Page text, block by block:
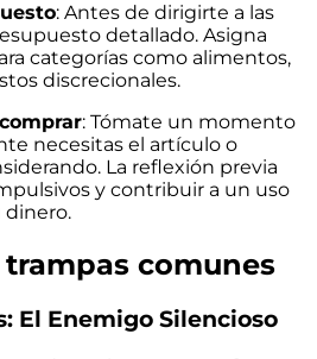
: Antes de dirigirte a las
detallado. Asigna
categorías como alimentos,
discrecionales.
: Tómate un momento
necesitas el artículo o
La reflexión previa
y contribuir a un uso
dinero.
trampas comunes
El Enemigo Silencioso